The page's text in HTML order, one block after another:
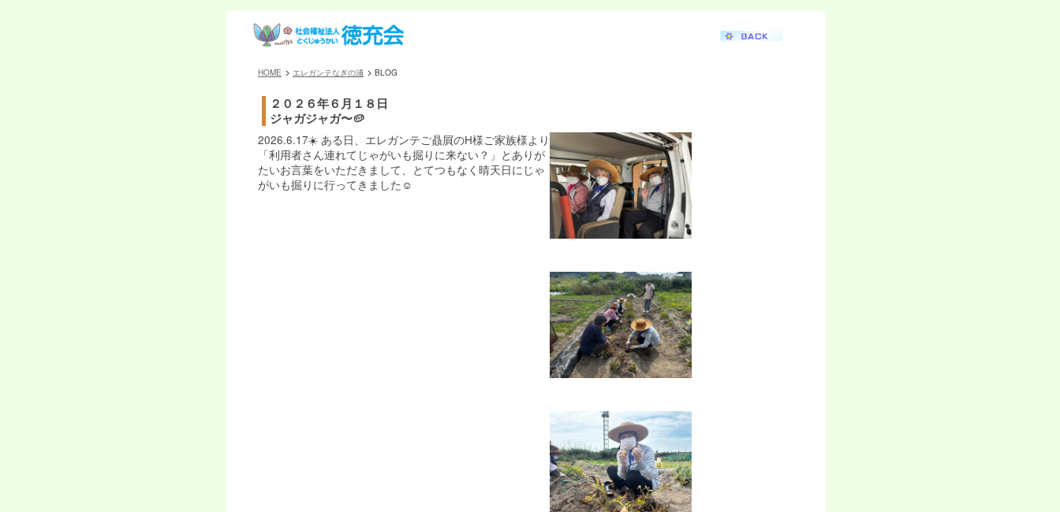
HOME エレガンテなぎの浦 BLOG
２０２６年６月１８日
ジャガジャガ〜🥔
2026.6.17☀️ ある日、エレガンテご贔屓のH様ご家族様より
「利用者さん連れてじゃがいも掘りに来ない？」とありが
たいお言葉をいただきまして、とてつもなく晴天日にじゃ
がいも掘りに行ってきました☺️